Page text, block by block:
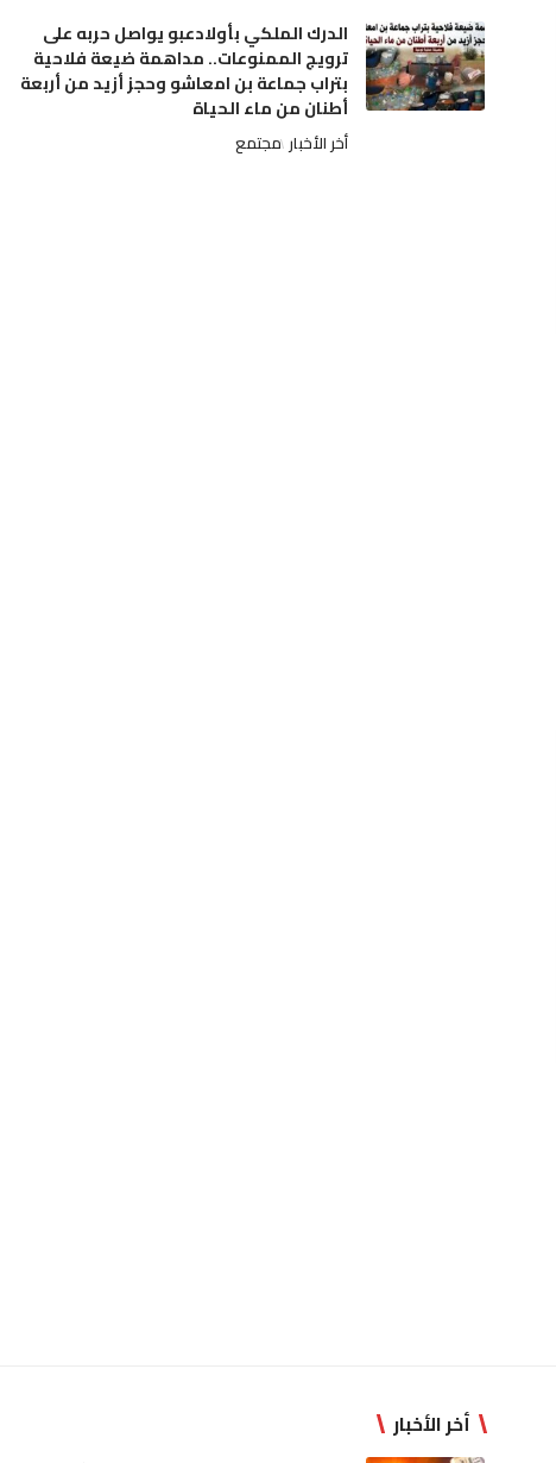
الدرك الملكي بأولادعبو يواصل حربه على
ترويج الممنوعات.. مداهمة ضيعة فلاحية
بتراب جماعة بن امعاشو وحجز أزيد من أربعة
أطنان من ماء الحياة
أخر الأخبار مجتمع
أخر الأخبار